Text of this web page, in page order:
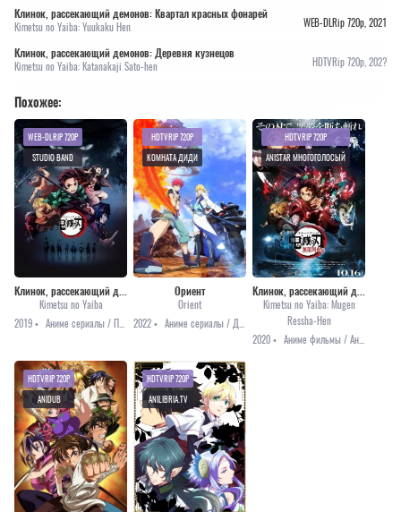
Клинок, рассекающий демонов: Квартал красных фонарей
Kimetsu no Yaiba: Yuukaku Hen WEB-DLRip 720p, 2021
Клинок, рассекающий демонов: Деревня кузнецов
Kimetsu no Yaiba: Katanakaji Sato-hen HDTVRip 720p, 202?
Похожее:
Kimetsu no Yaiba
2019 •
WEB-DLRIP 720P
STUDIO BAND
Ориент
Orient
2022 •
HDTVRIP 720P
КОМНАТА ДИДИ
Kimetsu no Yaiba: Mugen
Ressha-Hen
2020 •
HDTVRIP 720P
ANISTAR МНОГОГОЛОСЫЙ
HDTVRIP 720P
ANIDUB
HDTVRIP 720P
ANILIBRIA.TV